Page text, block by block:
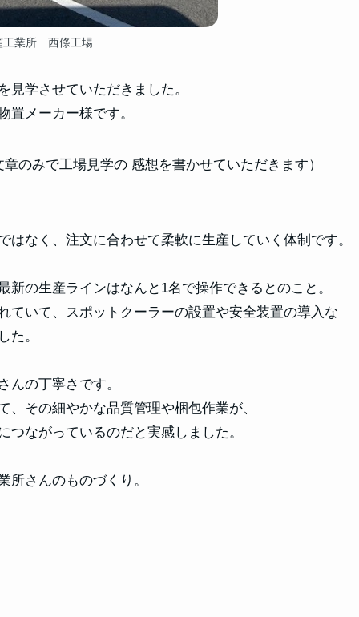
工業所 西條工場
学させていただきました。
置メーカー様です。
のみで工場見学の 感想を書かせていただきます）
なく、注文に合わせて柔軟に生産していく体制です。
の生産ラインはなんと1名で操作できるとのこと。
ていて、スポットクーラーの設置や安全装置の導入な
た。
んの丁寧さです。
その細やかな品質管理や梱包作業が、
ながっているのだと実感しました。
所さんのものづくり。